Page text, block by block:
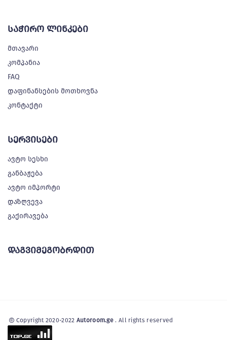
საჭირო ლინკები
მთავარი
კომპანია
FAQ
დაფინანსების მოთხოვნა
კონტაქტი
სერვისები
ავტო სესხი
განბაჟება
ავტო იმპორტი
დაზღვევა
გაქირავება
დაგვიმეგობრდით
Copyright 2020-2022 Autoroom.ge . All rights reserved